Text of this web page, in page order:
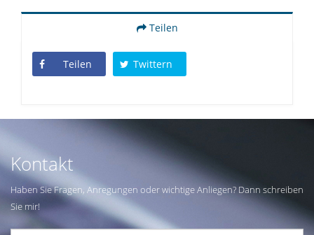
Teilen
Teilen Twittern
Kontakt
Haben Sie Fragen, Anregungen oder wichtige Anliegen? Dann schreiben
Sie mir!